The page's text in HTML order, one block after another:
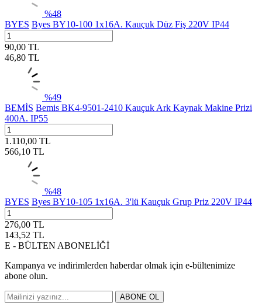
%48
BYES Byes BY10-100 1x16A. Kauçuk Düz Fiş 220V IP44
90,00 TL
46,80 TL
%49
BEMİS Bemis BK4-9501-2410 Kauçuk Ark Kaynak Makine Prizi
400A. IP55
1.110,00 TL
566,10 TL
%48
BYES Byes BY10-105 1x16A. 3'lü Kauçuk Grup Priz 220V IP44
276,00 TL
143,52 TL
E - BÜLTEN ABONELİĞİ
Kampanya ve indirimlerden haberdar olmak için e-bültenimize
abone olun.
ABONE OL